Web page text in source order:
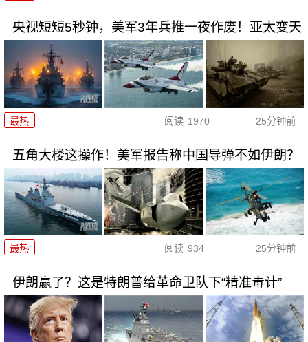
央视短短5秒钟，美军3年兵推一夜作废！亚太变天
最热 阅读 1970 25分钟前
五角大楼这操作！美军报告称中国导弹不如伊朗？
最热 阅读 934 25分钟前
伊朗赢了？这是特朗普给革命卫队下“精准毒计”